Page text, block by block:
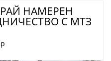
НАМЕРЕН
С МТЗ